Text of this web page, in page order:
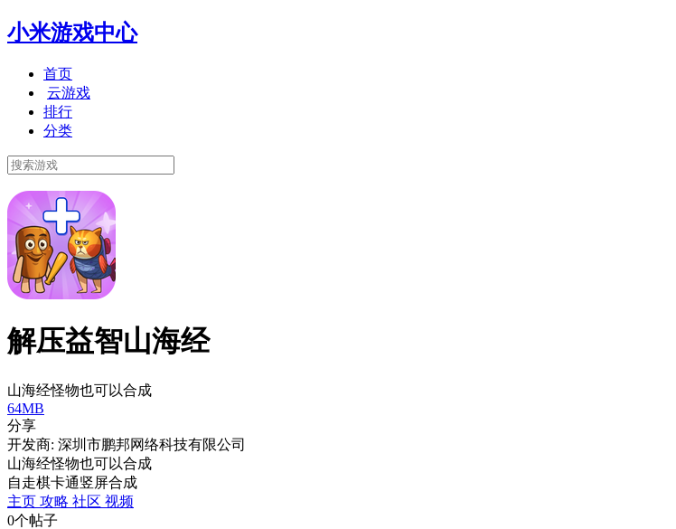
小米游戏中心
首页
云游戏
排行
分类
解压益智山海经
山海经怪物也可以合成
64MB
分享
开发商: 深圳市鹏邦网络科技有限公司
山海经怪物也可以合成
自走棋卡通竖屏合成
主页 攻略 社区 视频
0个帖子